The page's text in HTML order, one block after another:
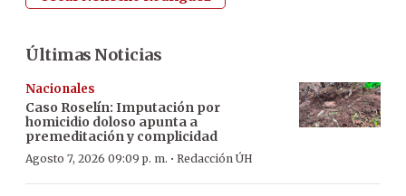
Últimas Noticias
Nacionales
Caso Roselín: Imputación por
homicidio doloso apunta a
premeditación y complicidad
Agosto 7, 2026 09:09 p. m. · Redacción ÚH